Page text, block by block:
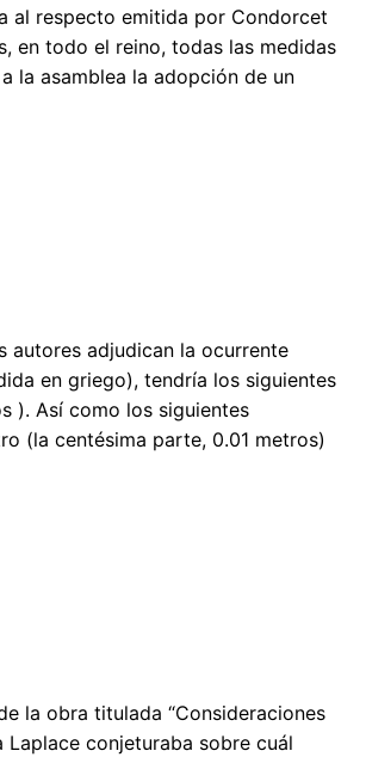
al respecto emitida por Condorcet
en todo el reino, todas las medidas
la asamblea la adopción de un
autores adjudican la ocurrente
en griego), tendría los siguientes
). Así como los siguientes
(la centésima parte, 0.01 metros)
la obra titulada “Consideraciones
conjeturaba sobre cuál